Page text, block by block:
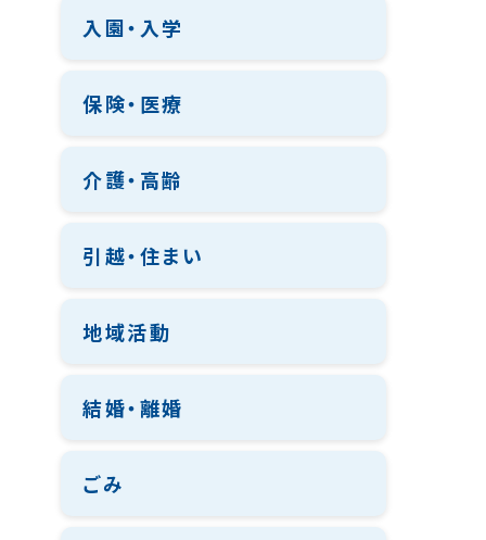
入園・入学
保険・医療
介護・高齢
引越・住まい
地域活動
結婚・離婚
ごみ